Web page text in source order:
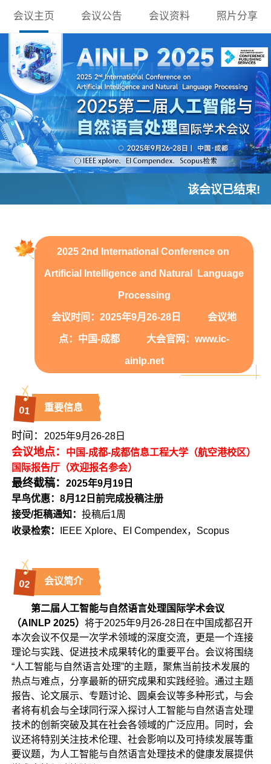
会议主页 会议公告 会议资料 照片分享
该会议已结束!
2025 2nd International Conference on
Artificial Intelligence and Natural Language
Processing
会议时间：2025年9月26-28日 会议地
点：中国-成都 大会官网：www.ic-
ainlp.net
01 重要信息
时间： 2025年9月26-28日
会议地点：
中国-成都-成都信息工程大学（航空港校区）
国际报告厅（欢迎报名参会）
最终截稿：2025年9月19日
早鸟优惠：8月12日前完成投稿注册
接受/拒稿通知：投稿后1周
收录检索：
IEEE Xplore、EI Compendex，Scopus
02 会议简介
第二届人工智能与自然语言处理国际学术会议
（AINLP 2025）将于2025年9月26-28日在中国成都召开
本次会议不仅是一次学术领域的深度交流，更是一个连接
理论与实践、促进技术成果转化的重要平台。会议将围绕
“人工智能与自然语言处理”的主题，聚焦当前技术发展的
热点与难点，分享最新的研究成果和实践经验。通过主题
报告、论文展示、专题讨论、圆桌会议等多种形式，与会
者将有机会与全球同行深入探讨人工智能与自然语言处理
技术的创新突破及其在社会各领域的广泛应用。同时，会
议还将特别关注技术伦理、社会影响以及可持续发展等重
要议题，为人工智能与自然语言处理技术的健康发展提供